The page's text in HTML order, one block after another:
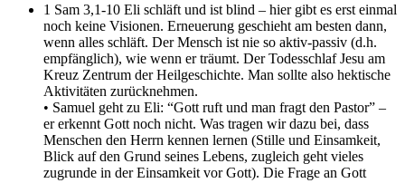
1 Sam 3,1-10 Eli schläft und ist blind – hier gibt es erst einmal
noch keine Visionen. Erneuerung geschieht am besten dann,
wenn alles schläft. Der Mensch ist nie so aktiv-passiv (d.h.
empfänglich), wie wenn er träumt. Der Todesschlaf Jesu am
Kreuz Zentrum der Heilgeschichte. Man sollte also hektische
Aktivitäten zurücknehmen.
• Samuel geht zu Eli: “Gott ruft und man fragt den Pastor” –
er erkennt Gott noch nicht. Was tragen wir dazu bei, dass
Menschen den Herrn kennen lernen (Stille und Einsamkeit,
Blick auf den Grund seines Lebens, zugleich geht vieles
zugrunde in der Einsamkeit vor Gott). Die Frage an Gott